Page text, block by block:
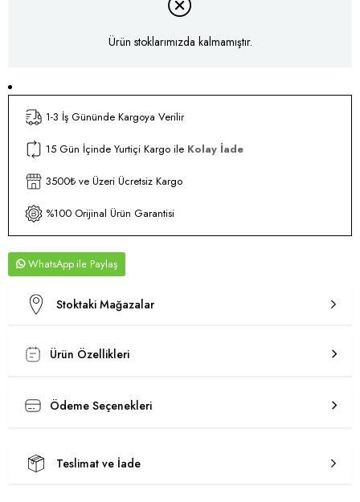
Ürün stoklarımızda kalmamıştır.
1-3 İş Gününde Kargoya Verilir
15 Gün İçinde Yurtiçi Kargo ile Kolay İade
3500₺ ve Üzeri Ücretsiz Kargo
%100 Orijinal Ürün Garantisi
WhatsApp
Stoktaki Mağazalar
Ürün Özellikleri
Ödeme Seçenekleri
Teslimat ve İade